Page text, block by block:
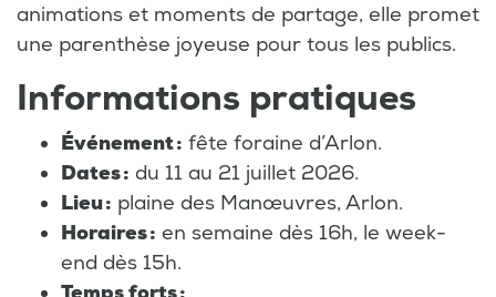
animations et moments de partage, elle promet
une parenthèse joyeuse pour tous les publics.
Informations pratiques
Événement : fête foraine d’Arlon.
Dates : du 11 au 21 juillet 2026.
Lieu : plaine des Manœuvres, Arlon.
Horaires : en semaine dès 16h, le week-
end dès 15h.